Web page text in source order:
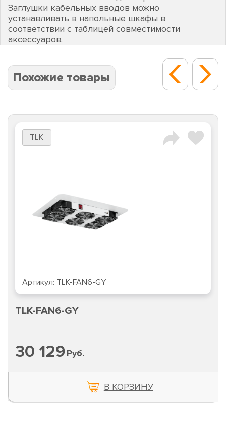
Заглушки кабельных вводов можно
устанавливать в напольные шкафы в
соответствии с таблицей совместимости
аксессуаров.
Похожие товары
TLK
Артикул: TLK-FAN6-GY
TLK-FAN6-GY
30 129Руб.
В КОРЗИНУ